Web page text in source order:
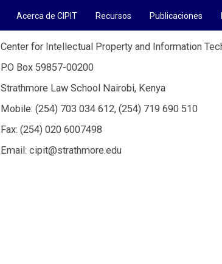
Acerca de CIPIT Recursos Publicaciones
Center for Intellectual Property and Information
P.O Box 59857-00200
Strathmore Law School Nairobi, Kenya
Mobile: (254) 703 034 612, (254) 719 690 510
Fax: (254) 020 6007498
Email: cipit@strathmore.edu